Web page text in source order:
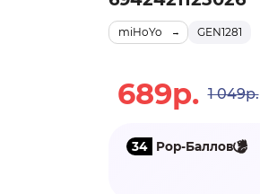
GEN1281
miHoYo
689р. 1 049р.
34 Pop-Баллов